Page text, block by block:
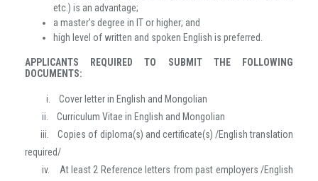
etc.) is an advantage;
a master's degree in IT or higher; and
high level of written and spoken English is preferred.
APPLICANTS REQUIRED TO SUBMIT THE FOLLOWING
DOCUMENTS:
i.
Cover letter in English and Mongolian
ii.
Curriculum Vitae in English and Mongolian
iii.
Copies of diploma(s) and certificate(s) /English translation
required/
iv.
At least 2 Reference letters from past employers /English